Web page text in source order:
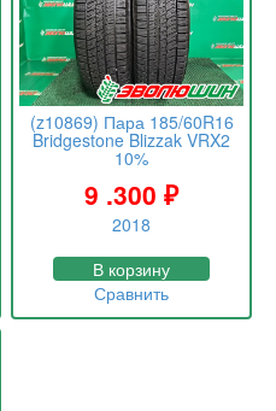
(z10869) Пара 185/60R16
Bridgestone Blizzak VRX2
10%
9 .300₽
2018
В корзину
Сравнить